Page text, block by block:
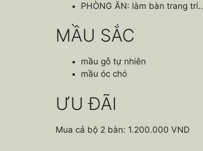
PHÒNG ĂN: làm bàn trang trí..
MẦU SẮC
mầu gỗ tự nhiên
mầu óc chó
ƯU ĐÃI
Mua cả bộ 2 bàn: 1.200.000 VND